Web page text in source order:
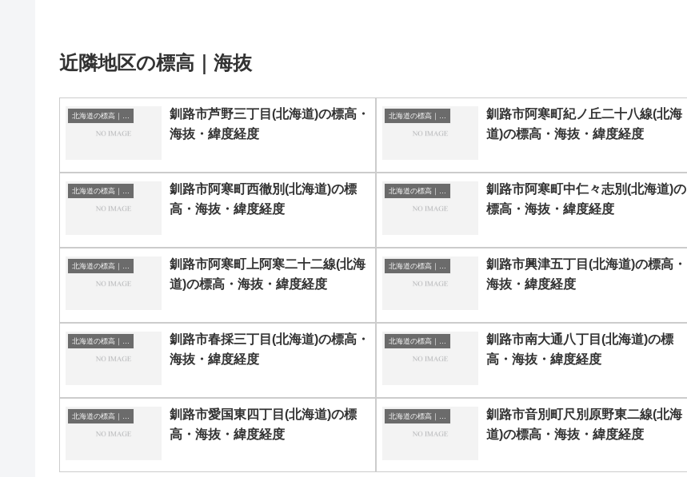
近隣地区の標高｜海抜
釧路市芦野三丁目(北海道)の標高・
海抜・緯度経度
釧路市阿寒町紀ノ丘二十八線(北海
道)の標高・海抜・緯度経度
釧路市阿寒町西徹別(北海道)の標
高・海抜・緯度経度
釧路市阿寒町中仁々志別(北海道)の
標高・海抜・緯度経度
釧路市阿寒町上阿寒二十二線(北海
道)の標高・海抜・緯度経度
釧路市興津五丁目(北海道)の標高・
海抜・緯度経度
釧路市春採三丁目(北海道)の標高・
海抜・緯度経度
釧路市南大通八丁目(北海道)の標
高・海抜・緯度経度
釧路市愛国東四丁目(北海道)の標
高・海抜・緯度経度
釧路市音別町尺別原野東二線(北海
道)の標高・海抜・緯度経度